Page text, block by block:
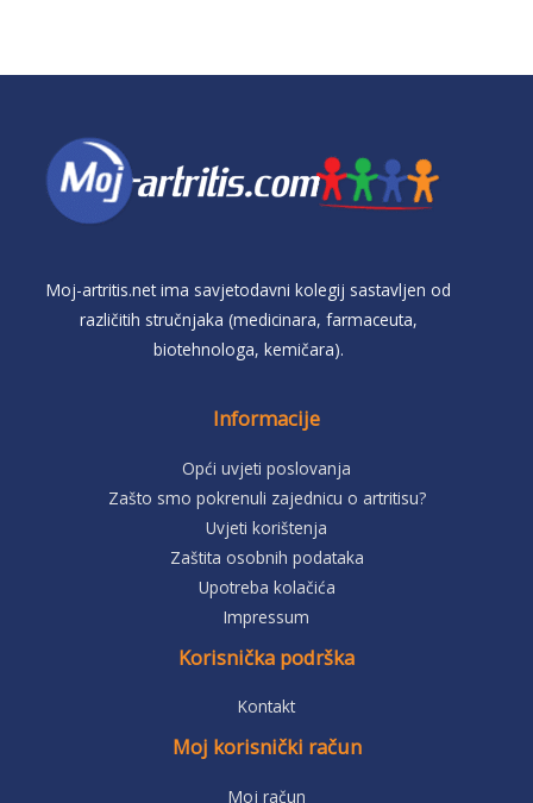
Moj-artritis.net ima savjetodavni kolegij sastavljen od
različitih stručnjaka (medicinara, farmaceuta,
biotehnologa, kemičara).
Informacije
Opći uvjeti poslovanja
Zašto smo pokrenuli zajednicu o artritisu?
Uvjeti korištenja
Zaštita osobnih podataka
Upotreba kolačića
Impressum
Korisnička podrška
Kontakt
Moj korisnički račun
Moj račun